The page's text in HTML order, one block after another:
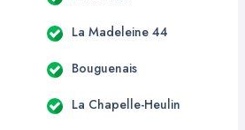
La Madeleine 44
Bouguenais
La Chapelle-Heulin